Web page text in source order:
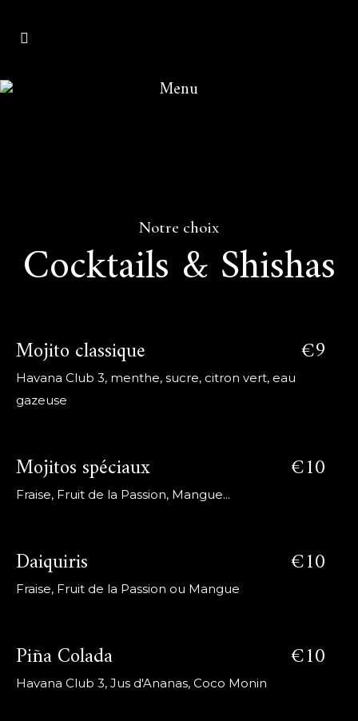
Menu
Notre choix
Cocktails & Shishas
Mojito classique €9
Havana Club 3, menthe, sucre, citron vert, eau
gazeuse
Mojitos spéciaux €10
Fraise, Fruit de la Passion, Mangue...
Daiquiris €10
Fraise, Fruit de la Passion ou Mangue
Piña Colada €10
Havana Club 3, Jus d'Ananas, Coco Monin